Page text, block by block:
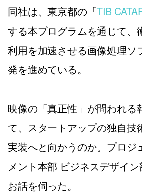
同社は、東京都の「TIB
する本プログラムを通じて、
利用を加速させる画像処理ソ
発を進めている。
映像の「真正性」が問われる
て、スタートアップの独自技
実装へと向かうのか。プロジ
メント本部 ビジネスデザイ
お話を伺った。